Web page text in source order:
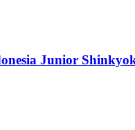
Junior